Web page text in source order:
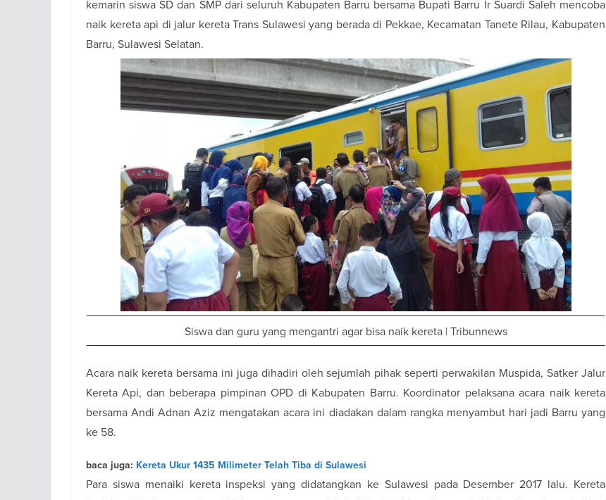
kemarin siswa SD dan SMP dari seluruh Kabupaten Barru bersama Bupati Barru Ir Suardi Saleh mencoba
naik kereta api di jalur kereta Trans Sulawesi yang berada di Pekkae, Kecamatan Tanete Rilau, Kabupaten
Barru, Sulawesi Selatan.
Siswa dan guru yang mengantri agar bisa naik kereta | Tribunnews
Acara naik kereta bersama ini juga dihadiri oleh sejumlah pihak seperti perwakilan Muspida, Satker Jalur
Kereta Api, dan beberapa pimpinan OPD di Kabupaten Barru. Koordinator pelaksana acara naik kereta
bersama Andi Adnan Aziz mengatakan acara ini diadakan dalam rangka menyambut hari jadi Barru yang
ke 58.
baca juga: Kereta Ukur 1435 Milimeter Telah Tiba di Sulawesi
Para siswa menaiki kereta inspeksi yang didatangkan ke Sulawesi pada Desember 2017 lalu. Kereta